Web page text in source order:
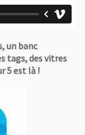
un banc
tags, des vitres
5 est là !